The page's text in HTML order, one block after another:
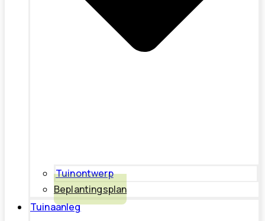
Tuinontwerp
Beplantingsplan
Tuinaanleg